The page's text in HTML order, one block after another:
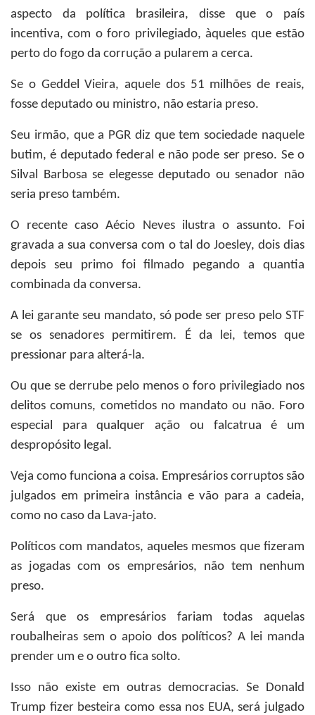
aspecto da política brasileira, disse que o país
incentiva, com o foro privilegiado, àqueles que estão
perto do fogo da corrução a pularem a cerca.
Se o Geddel Vieira, aquele dos 51 milhões de reais,
fosse deputado ou ministro, não estaria preso.
Seu irmão, que a PGR diz que tem sociedade naquele
butim, é deputado federal e não pode ser preso. Se o
Silval Barbosa se elegesse deputado ou senador não
seria preso também.
O recente caso Aécio Neves ilustra o assunto. Foi
gravada a sua conversa com o tal do Joesley, dois dias
depois seu primo foi filmado pegando a quantia
combinada da conversa.
A lei garante seu mandato, só pode ser preso pelo STF
se os senadores permitirem. É da lei, temos que
pressionar para alterá-la.
Ou que se derrube pelo menos o foro privilegiado nos
delitos comuns, cometidos no mandato ou não. Foro
especial para qualquer ação ou falcatrua é um
despropósito legal.
Veja como funciona a coisa. Empresários corruptos são
julgados em primeira instância e vão para a cadeia,
como no caso da Lava-jato.
Políticos com mandatos, aqueles mesmos que fizeram
as jogadas com os empresários, não tem nenhum
preso.
Será que os empresários fariam todas aquelas
roubalheiras sem o apoio dos políticos? A lei manda
prender um e o outro fica solto.
Isso não existe em outras democracias. Se Donald
Trump fizer besteira como essa nos EUA, será julgado